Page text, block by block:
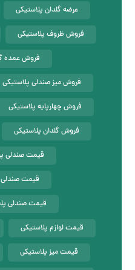
عرضه گلدان پلاستیکی
فروش ظروف پلاستیکی
فروش عمده
فروش میز صندلی پلاستیکی
فروش چهارپایه پلاستیکی
فروش گلدان پلاستیکی
قیمت صندلی
قیمت صندلی
قیمت صندلی
قیمت لوازم پلاستیکی
قیمت میز پلاستیکی